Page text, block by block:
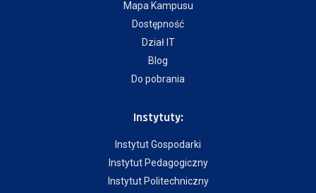
Mapa Kampusu
Dostępność
Dział IT
Blog
Do pobrania
Instytuty:
Instytut Gospodarki
Instytut Pedagogiczny
Instytut Politechniczny